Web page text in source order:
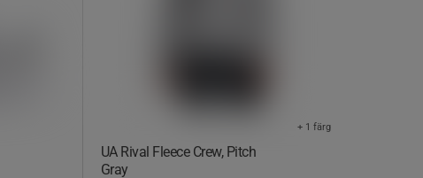
UA Rival Fleece Crew, Pitch
Gray
+ 1 färg